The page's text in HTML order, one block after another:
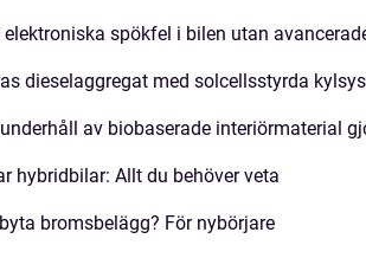
elektroniska spökfel i bilen utan
dieselaggregat med solcellsstyrda
av biobaserade interiörmaterial
hybridbilar: Allt du behöver veta
bromsbelägg? För nybörjare